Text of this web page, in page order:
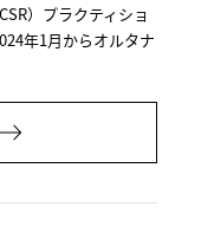
）プラクティショ
年1月からオルタナ